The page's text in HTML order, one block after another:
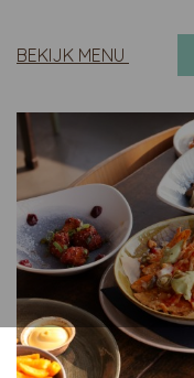
BEKIJK MENU